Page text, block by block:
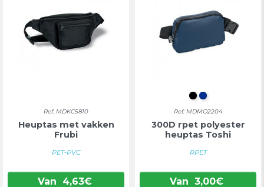
Ref: MDKC5810
Heuptas met vakken
Frubi
PET-PVC
Van 4,63€
ZWART
BLAUW
Ref: MDMO2204
300D rpet polyester
heuptas Toshi
RPET
Van 3,00€